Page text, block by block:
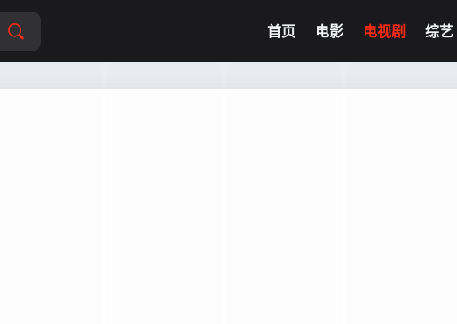
首页 电影 电视剧 综艺